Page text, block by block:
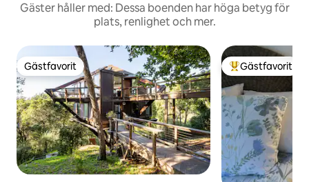
Gäster håller med: Dessa boenden har höga betyg för
plats, renlighet och mer.
Gästfavorit
Gästfavorit Populär
Gästfavorit